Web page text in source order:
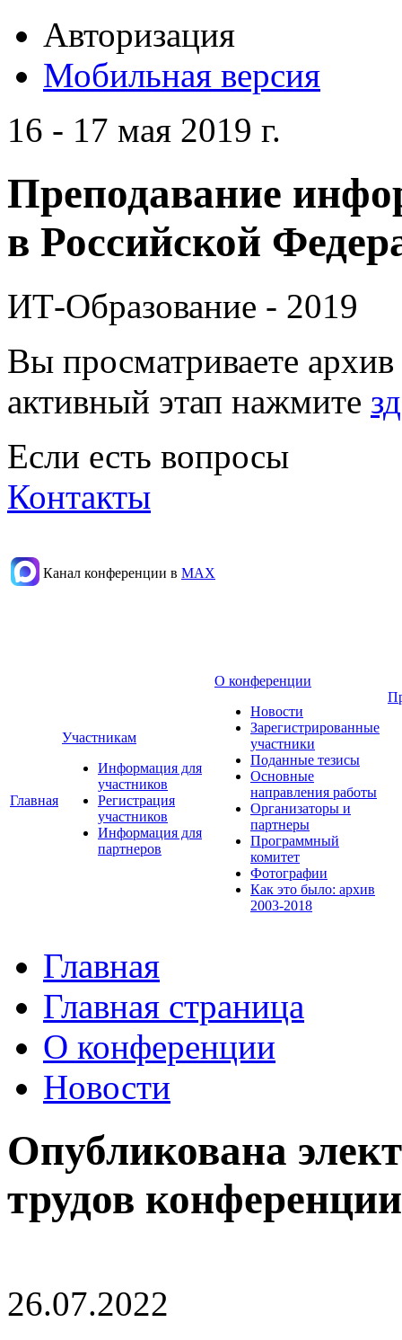
Авторизация
Мобильная версия
16 - 17 мая 2019 г.
Преподавание
в Российской
ИТ-Образование - 2019
Вы просматриваете
активный этап нажмите
Если есть вопросы
Контакты
Канал конференции в МАХ
Главная
Участникам
Информация для
участников
Регистрация
участников
Информация для
партнеров
О конференции
Новости
Зарегистрированные
участники
Поданные тезисы
Основные
направления работы
Организаторы и
партнеры
Программный
комитет
Фотографии
Как это было: архив
2003-2018
Главная
Главная страница
О конференции
Новости
Опубликована
трудов конференции
26.07.2022